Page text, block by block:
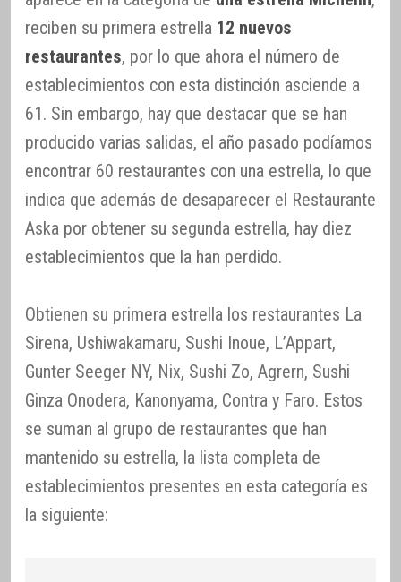
reciben su primera estrella 12 nuevos
restaurantes, por lo que ahora el número de
establecimientos con esta distinción asciende a
61. Sin embargo, hay que destacar que se han
producido varias salidas, el año pasado podíamos
encontrar 60 restaurantes con una estrella, lo que
indica que además de desaparecer el Restaurante
Aska por obtener su segunda estrella, hay diez
establecimientos que la han perdido.
Obtienen su primera estrella los restaurantes La
Sirena, Ushiwakamaru, Sushi Inoue, L’Appart,
Gunter Seeger NY, Nix, Sushi Zo, Agrern, Sushi
Ginza Onodera, Kanonyama, Contra y Faro. Estos
se suman al grupo de restaurantes que han
mantenido su estrella, la lista completa de
establecimientos presentes en esta categoría es
la siguiente: